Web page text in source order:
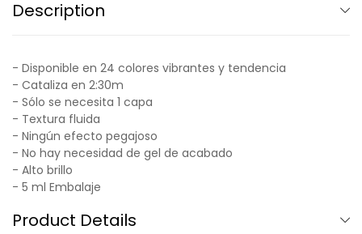
Description
- Disponible en 24 colores vibrantes y tendencia
- Cataliza en 2:30m
- Sólo se necesita 1 capa
- Textura fluida
- Ningún efecto pegajoso
- No hay necesidad de gel de acabado
- Alto brillo
- 5 ml Embalaje
Product Details